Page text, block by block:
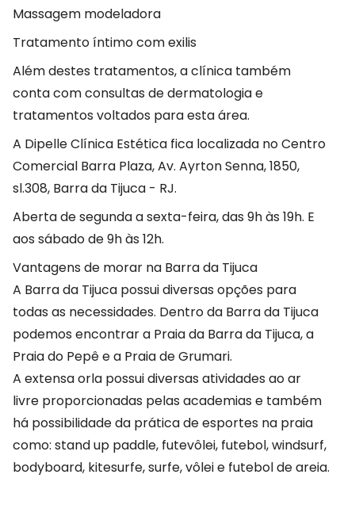
Massagem modeladora
Tratamento íntimo com exilis
Além destes tratamentos, a clínica também
conta com consultas de dermatologia e
tratamentos voltados para esta área.
A Dipelle Clínica Estética fica localizada no Centro
Comercial Barra Plaza, Av. Ayrton Senna, 1850,
sl.308, Barra da Tijuca - RJ.
Aberta de segunda a sexta-feira, das 9h às 19h. E
aos sábado de 9h às 12h.
Vantagens de morar na Barra da Tijuca
A Barra da Tijuca possui diversas opções para
todas as necessidades. Dentro da Barra da Tijuca
podemos encontrar a Praia da Barra da Tijuca, a
Praia do Pepê e a Praia de Grumari.
A extensa orla possui diversas atividades ao ar
livre proporcionadas pelas academias e também
há possibilidade da prática de esportes na praia
como: stand up paddle, futevôlei, futebol, windsurf,
bodyboard, kitesurfe, surfe, vôlei e futebol de areia.